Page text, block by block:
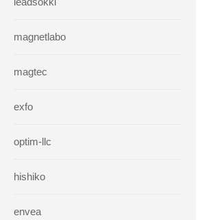
magnetlabo
magtec
exfo
optim-llc
hishiko
envea